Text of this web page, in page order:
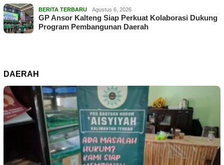
BERITA TERBARU Agustus 6, 2026
GP Ansor Kalteng Siap Perkuat Kolaborasi Dukung
Program Pembangunan Daerah
DAERAH